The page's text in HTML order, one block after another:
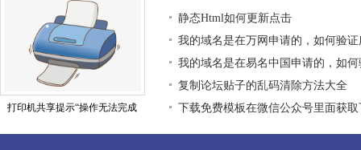
打印机共享提示“操作无法完成
静态Html如何更新点击
我的域名是在万网申请的，如何验
我的域名是在易名中国申请的，如
复制论坛贴子的乱码清除方法大全
下载免费模板在微信公众号里面获